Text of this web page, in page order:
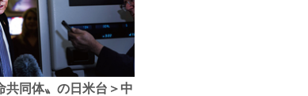
共同体〟の日米台＞中